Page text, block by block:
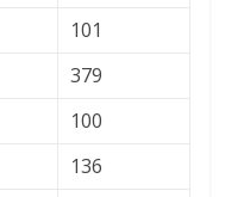
101
379
100
136